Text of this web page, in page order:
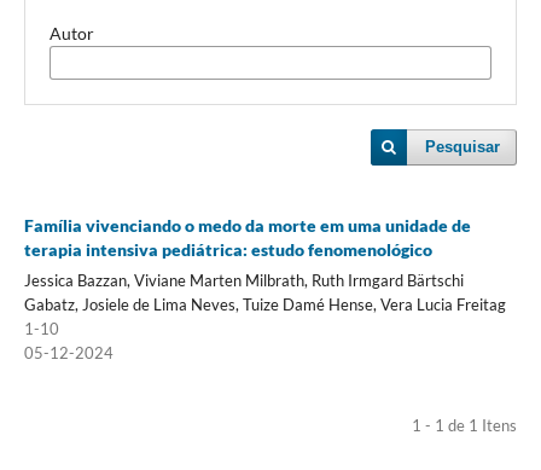
Autor
Pesquisar
Família vivenciando o medo da morte em uma unidade de
terapia intensiva pediátrica: estudo fenomenológico
Jessica Bazzan, Viviane Marten Milbrath, Ruth Irmgard Bärtschi
Gabatz, Josiele de Lima Neves, Tuize Damé Hense, Vera Lucia Freitag
1-10
05-12-2024
1 - 1 de 1 Itens